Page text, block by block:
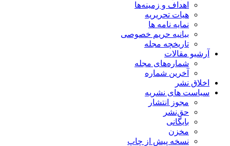
اهداف و زمینه‌ها
هیات تحریریه
نمایه نامه ها
بیانیه حریم خصوصی
تاریخچه مجله
آرشیو مقالات
شماره‌های مجله
آخرین شماره
اخلاق نشر
سیاست های نشریه
مجوز انتشار
حق‌نشر
بایگانی
مخزن
نسخه پیش از چاپ